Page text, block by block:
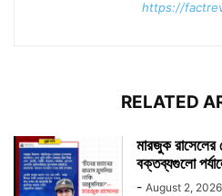
https://
RELATED
মারজুক
বক্তব্যগুলো
- August 2, 2026